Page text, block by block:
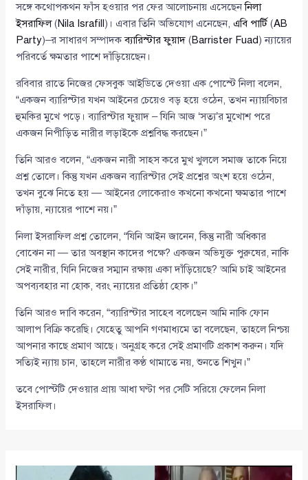
সঙ্গে কথোপকথন ফাঁস হওয়ার পর ফের আলোচনায় এসেছেননিলা
ইসরাফিল(Nila Israfill )। এবার তিনি অভিযোগ এনেছেন,এবি পার্টি (AB
Party)–র সাধারণ সম্পাদকব্যারিস্টার ফুয়াদ (Barrister Fuad) ন্যায়ের
পরিবর্তে ক্ষমতার পাশে দাঁড়িয়েছেন।
রবিবার রাতে নিজের ফেসবুক আইডিতে দেওয়া এক পোস্টে নিলা বলেন,
“একজন ব্যারিস্টার যখন আইনের চেয়েও বড় হয়ে ওঠেন, তখন ন্যায়বিচার
হুমকির মুখে পড়ে। ব্যারিস্টার ফুয়াদ – যিনি আজ ‘সত্য’র মুখোশ পরে
একজন নিপীড়িত নারীর লড়াইকে প্রশ্নবিদ্ধ করছেন।”
তিনি আরও বলেন, “একজন নারী সাহস করে মুখ খুললে সমাজ তাকে নিয়ে
প্রশ্ন তোলে। কিন্তু যখন একজন ব্যারিস্টার সেই প্রশ্নের অংশ হয়ে ওঠেন,
তখন বুঝে নিতে হয় — আইনের লোকেরাও কখনো কখনো ক্ষমতার পাশে
দাঁড়ায়, ন্যায়ের পাশে নয়।”
নিলা ইসরাফিল প্রশ্ন তোলেন, “যিনি আইন জানেন, কিন্তু নারী অধিকার
বোঝেন না — তার অবস্থান কাদের পক্ষে? একজন অভিযুক্ত পুরুষের, নাকি
সেই নারীর, যিনি নিজের সম্মান রক্ষায় একা দাঁড়িয়েছে? আমি চাই আইনের
অপব্যবহার না হোক, বরং ন্যায়ের প্রতিষ্ঠা হোক।”
তিনি আরও দাবি করেন, “ব্যারিস্টার সাহেব বলেছেন আমি নাকি ফোন
আলাপ বিক্রি করেছি। যেহেতু আপনি গণমাধ্যমে তা বলেছেন, তাহলে নিশ্চয়
আপনার কাছে প্রমাণ আছে। অনুগ্রহ করে সেই প্রমাণটি প্রকাশ করুন। যদি
সত্যিই ন্যায় চান, তাহলে নারীর কণ্ঠ থামাতে নয়, শুনতে শিখুন।”
তবে পোস্টটি দেওয়ার প্রায় আধা ঘণ্টা পর সেটি সরিয়ে ফেলেন নিলা
ইসরাফিল।